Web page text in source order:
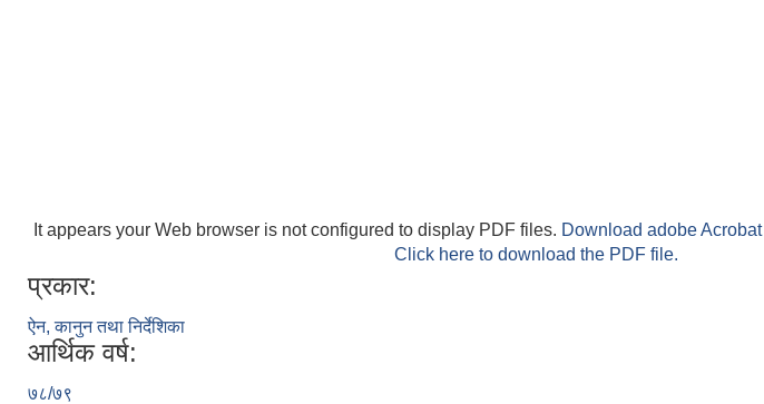
It appears your Web browser is not configured to display PDF files. Download adobe Acrobat
Click here to download the PDF file.
प्रकार:
ऐन, कानुन तथा निर्देशिका
आर्थिक वर्ष:
७८/७९